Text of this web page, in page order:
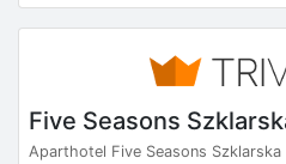
Five Seasons
Aparthotel Five Seasons